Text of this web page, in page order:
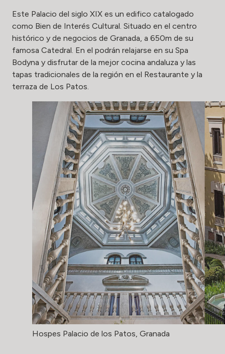
Este Palacio del siglo XIX es un edifico catalogado
como Bien de Interés Cultural. Situado en el centro
histórico y de negocios de Granada, a 650m de su
famosa Catedral. En el podrán relajarse en su Spa
Bodyna y disfrutar de la mejor cocina andaluza y las
tapas tradicionales de la región en el Restaurante y la
terraza de Los Patos.
Hospes Palacio de los Patos, Granada